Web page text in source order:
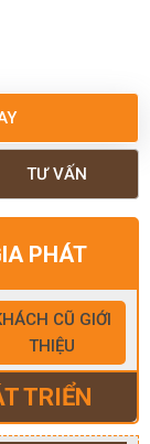
TƯ VẤN
PHÁT
CŨ GIỚI
THIỆU
TRIỂN